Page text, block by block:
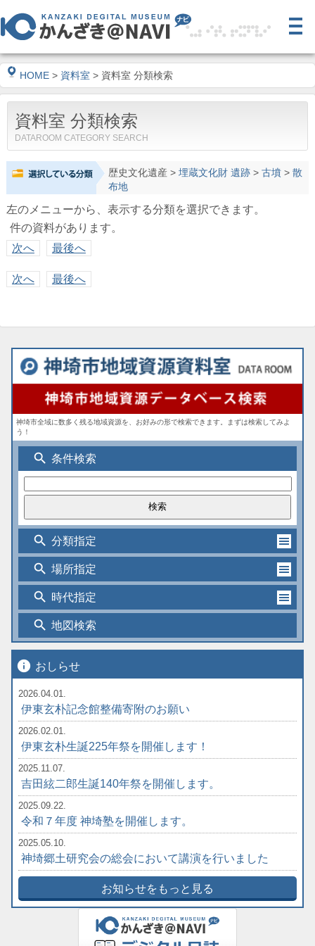
HOME > 資料室 > 資料室 分類検索
資料室 分類検索
DATAROOM CATEGORY SEARCH
歴史文化遺産> 埋蔵文化財 遺跡> 古墳> 散
布地
左のメニューから、表示する分類を選択できます。
件の資料があります。
次へ
最後へ
次へ 最後へ
神埼市全域に数多く残る地域資源を、お好みの形で検索できます。まずは検索してみよ
う！
search 条件検索
search 分類指定
search 場所指定
search 時代指定
search 地図検索
info おしらせ
2026.04.01.
伊東玄朴記念館整備寄附のお願い
2026.02.01.
伊東玄朴生誕225年祭を開催します！
2025.11.07.
吉田絃二郎生誕140年祭を開催します。
2025.09.22.
令和７年度 神埼塾を開催します。
2025.05.10.
神埼郷土研究会の総会において講演を行いました
お知らせをもっと見る